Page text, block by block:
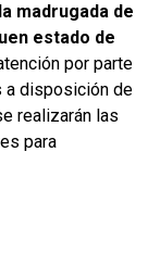
madrugada de
estado de
por parte
a disposición de
realizarán las
para